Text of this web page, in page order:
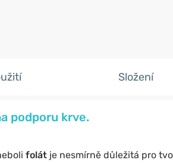
Složení
podporu krve.
folátje nesmírně důležitá pro